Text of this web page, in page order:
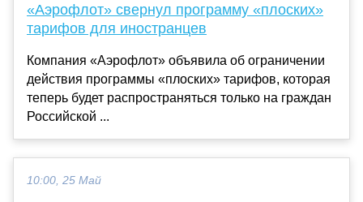
«Аэрофлот» свернул программу «плоских»
тарифов для иностранцев
Компания «Аэрофлот» объявила об ограничении
действия программы «плоских» тарифов, которая
теперь будет распространяться только на граждан
Российской ...
10:00, 25 Май